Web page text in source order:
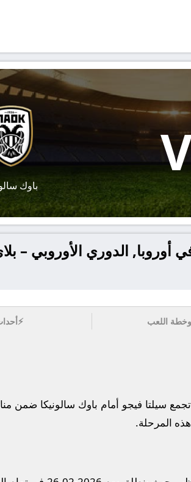
باوك
أوروبا, الدوري الأوروبي –
وخطة اللعب ⚡
سيلتا فيجو أمام باوك سالونيكا ضمن
المرحلة.